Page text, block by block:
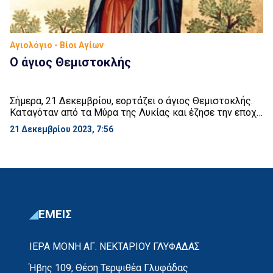
Αγιολόγιο - Βίοι Αγίων
Ο άγιος Θεμιστοκλής
Σήμερα, 21 Δεκεμβρίου, εορτάζει ο άγιος Θεμιστοκλής.
Καταγόταν από τα Μύρα της Λυκίας και έζησε την εποχή
του αυτοκράτορα Δεκίου. Ήταν βοσκός στο επάγγελμα.
Την εποχή εκείνη ο Ασκληπιός, ο διοικητής της Λυκίας,
Διοσκουρίδης όμως κατέφυγε στο όρος […]
21 Δεκεμβρίου 2023, 7:56
ΕΜΕΙΣ
ΙΕΡΑ ΜΟΝΗ ΑΓ. ΝΕΚΤΑΡΙΟΥ ΓΛΥΦΑΔΑΣ
Ήβης 109, Θέση Τερψιθέα Γλυφάδας